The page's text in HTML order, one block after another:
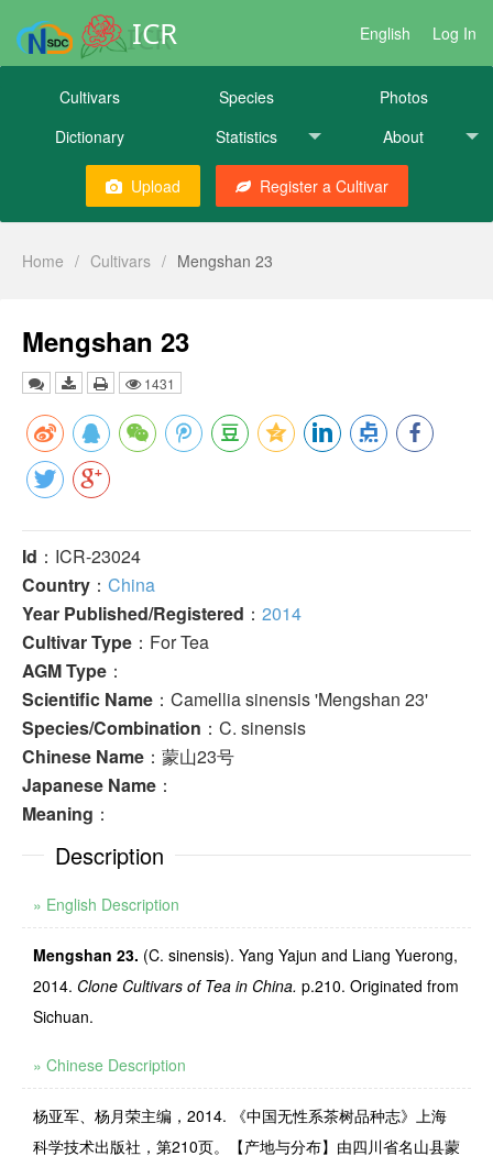
ICR English Log In
Cultivars Species
Photos
Dictionary
Statistics About
Upload Register a Cultivar
Home / Cultivars / Mengshan 23
Mengshan 23
1431
Id ：ICR-23024
Country ： China
Year Published/Registered ： 2014
Cultivar Type ：For Tea
AGM Type ：
Scientific Name ：Camellia sinensis 'Mengshan 23'
Species/Combination ：C. sinensis
Chinese Name ：蒙山23号
Japanese Name ：
Meaning ：
Description
» English Description
Mengshan 23. (C. sinensis). Yang Yajun and Liang Yuerong,
2014. Clone Cultivars of Tea in China. p.210. Originated from
Sichuan.
» Chinese Description
杨亚军、杨月荣主编，2014. 《中国无性系茶树品种志》上海
科学技术出版社，第210页。【产地与分布】由四川省名山县蒙